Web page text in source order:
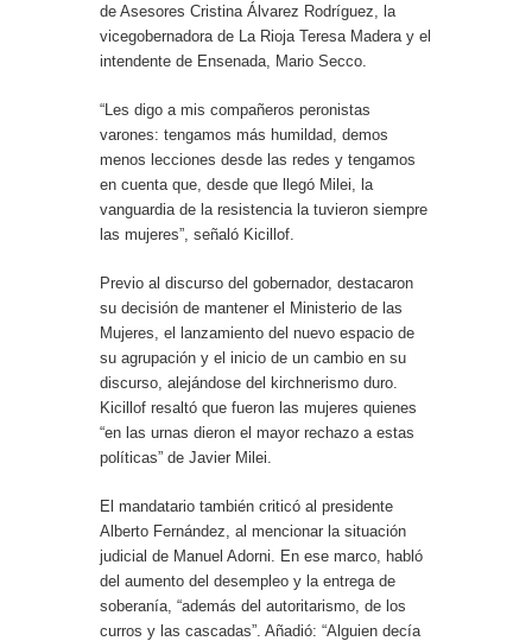
de Asesores Cristina Álvarez Rodríguez, la
vicegobernadora de La Rioja Teresa Madera y el
intendente de Ensenada, Mario Secco.
“Les digo a mis compañeros peronistas
varones: tengamos más humildad, demos
menos lecciones desde las redes y tengamos
en cuenta que, desde que llegó Milei, la
vanguardia de la resistencia la tuvieron siempre
las mujeres”, señaló Kicillof.
Previo al discurso del gobernador, destacaron
su decisión de mantener el Ministerio de las
Mujeres, el lanzamiento del nuevo espacio de
su agrupación y el inicio de un cambio en su
discurso, alejándose del kirchnerismo duro.
Kicillof resaltó que fueron las mujeres quienes
“en las urnas dieron el mayor rechazo a estas
políticas” de Javier Milei.
El mandatario también criticó al presidente
Alberto Fernández, al mencionar la situación
judicial de Manuel Adorni. En ese marco, habló
del aumento del desempleo y la entrega de
soberanía, “además del autoritarismo, de los
curros y las cascadas”. Añadió: “Alguien decía